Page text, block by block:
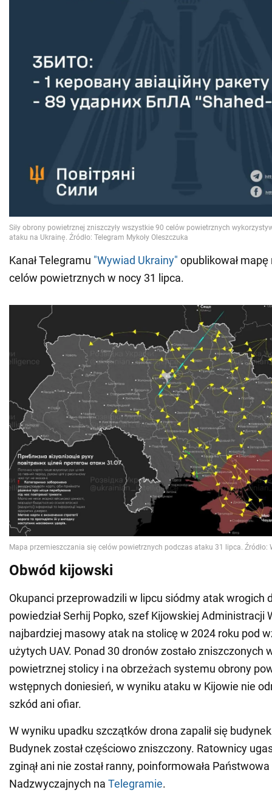
Kanał Telegramu "Wywiad Ukrainy" opublikował
celów powietrznych w nocy 31 lipca.
Obwód kijowski
Okupanci przeprowadzili w lipcu siódmy atak wrogich
powiedział Serhij Popko, szef Kijowskiej Administracji
najbardziej masowy atak na stolicę w 2024 roku pod
użytych UAV. Ponad 30 dronów zostało zniszczonych
powietrznej stolicy i na obrzeżach systemu obrony
wstępnych doniesień, w wyniku ataku w Kijowie nie
szkód ani ofiar.
W wyniku upadku szczątków drona zapalił się
Budynek został częściowo zniszczony. Ratownicy
zginął ani nie został ranny, poinformowała
Nadzwyczajnych na Telegramie.